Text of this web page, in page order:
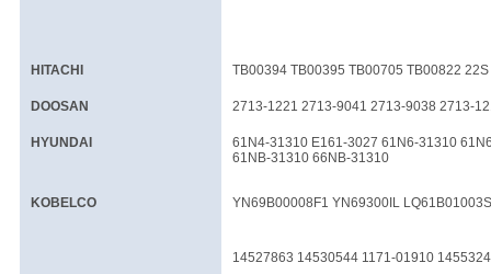
HITACHI TB00394 TB00395 TB00705 TB00822
DOOSAN 2713-1221 2713-9041 2713-9038 2713-
HYUNDAI
61N4-31310 E161-3027 61N6-31310
61NB-31310 66NB-31310
KOBELCO YN69B00008F1 YN69300IL
14527863 14530544 1171-01910